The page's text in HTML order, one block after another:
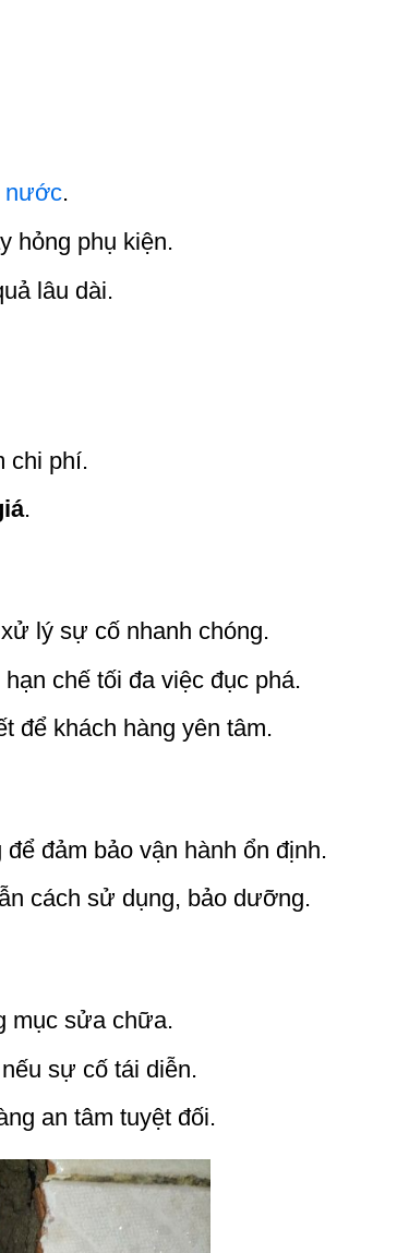
nước.
hỏng phụ kiện.
lâu dài.
chi phí.
.
lý sự cố nhanh chóng.
chế tối đa việc đục phá.
để khách hàng yên tâm.
đảm bảo vận hành ổn định.
cách sử dụng, bảo dưỡng.
mục sửa chữa.
sự cố tái diễn.
an tâm tuyệt đối.